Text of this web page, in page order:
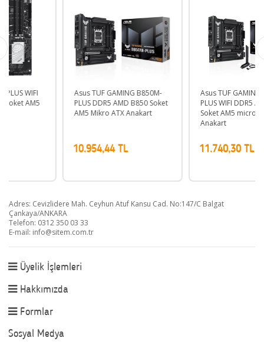
Asus TUF GAMING B850M-
PLUS DDR5 AMD B850 Soket
AM5 Mikro ATX Anakart
10.954,44 TL
Asus TUF GAMING B850M-
PLUS WIFI DDR5 AMD B850
Soket AM5 micro-ATX
11.740,30 TL
Adres: Cevizlidere Mah. Ceyhun Atuf Kansu Cad. No:147/C Balgat
Çankaya/ANKARA
Telefon: 0312 350 03 33
E-mail: info@sitem.com.tr
Üyelik İşlemleri
Hakkımızda
Formlar
Sosyal Medya